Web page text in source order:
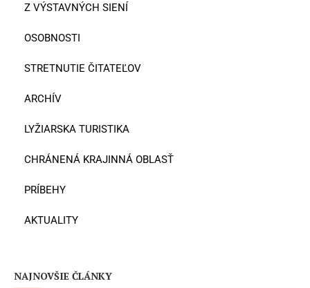
Z VÝSTAVNÝCH SIENÍ
OSOBNOSTI
STRETNUTIE ČITATEĽOV
ARCHÍV
LYŽIARSKA TURISTIKA
CHRÁNENÁ KRAJINNÁ OBLASŤ
PRÍBEHY
AKTUALITY
NAJNOVŠIE ČLÁNKY